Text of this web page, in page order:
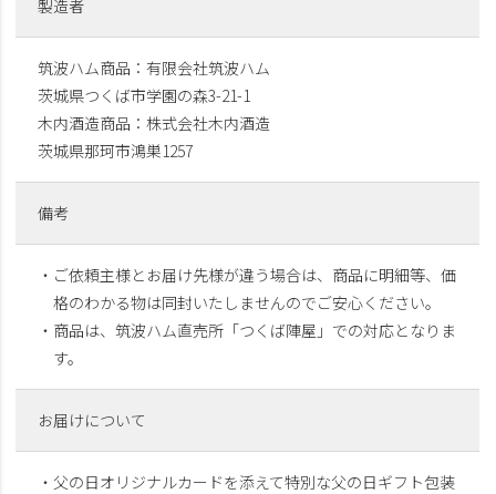
製造者
筑波ハム商品：有限会社筑波ハム
茨城県つくば市学園の森3-21-1
木内酒造商品：株式会社木内酒造
茨城県那珂市鴻巣1257
備考
・ご依頼主様とお届け先様が違う場合は、商品に明細等、価
格のわかる物は同封いたしませんのでご安心ください。
・商品は、筑波ハム直売所「つくば陣屋」での対応となりま
す。
お届けについて
・父の日オリジナルカードを添えて特別な父の日ギフト包装